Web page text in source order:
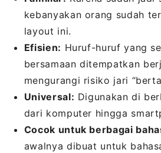
kebanyakan orang sudah
layout ini.
Efisien: Huruf-huruf yang
bersamaan ditempatkan
mengurangi risiko jari
Universal: Digunakan di
dari komputer hingga
Cocok untuk berbagai
awalnya dibuat untuk